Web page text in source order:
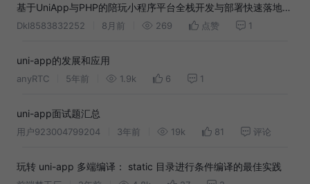
基于UniApp与PHP的陪玩小程序平台全栈开发与部署快速落地方
案
Dkl8583832252 8月前 269 点赞 1
uni-app的发展和应用
anyRTC 5年前 1.9k 6 1
uni-app面试题汇总
用户923004799204 3年前 19k 81 评论
玩转 uni-app 多端编译： static 目录进行条件编译的最佳实践